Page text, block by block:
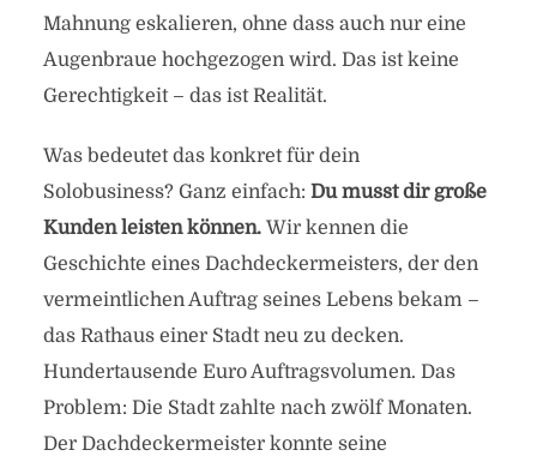
Mahnung eskalieren, ohne dass auch nur eine
Augenbraue hochgezogen wird. Das ist keine
Gerechtigkeit – das ist Realität.
Was bedeutet das konkret für dein
Solobusiness? Ganz einfach: Du musst dir große
Kunden leisten können.Wir kennen die
Geschichte eines Dachdeckermeisters, der den
vermeintlichen Auftrag seines Lebens bekam –
das Rathaus einer Stadt neu zu decken.
Hundertausende Euro Auftragsvolumen. Das
Problem: Die Stadt zahlte nach zwölf Monaten.
Der Dachdeckermeister konnte seine